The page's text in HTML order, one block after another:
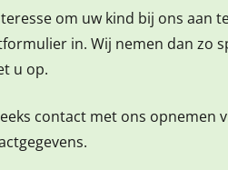
om uw kind bij ons aan
in. Wij nemen dan zo
u op.
contact met ons opnemen